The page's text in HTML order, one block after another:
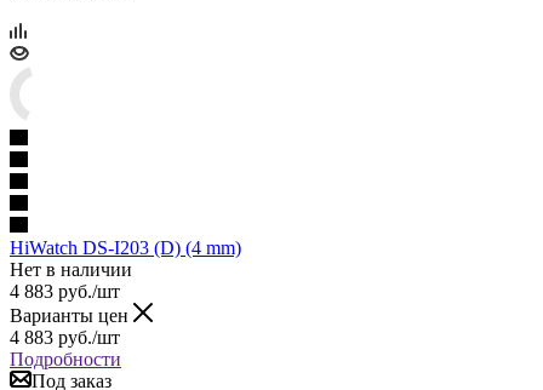
HiWatch DS-I203 (D) (4 mm)
Нет в наличии
4 883 руб./шт
Варианты цен
4 883 руб./шт
Подробности
Под заказ